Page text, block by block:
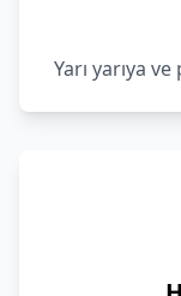
Yarı yarıya